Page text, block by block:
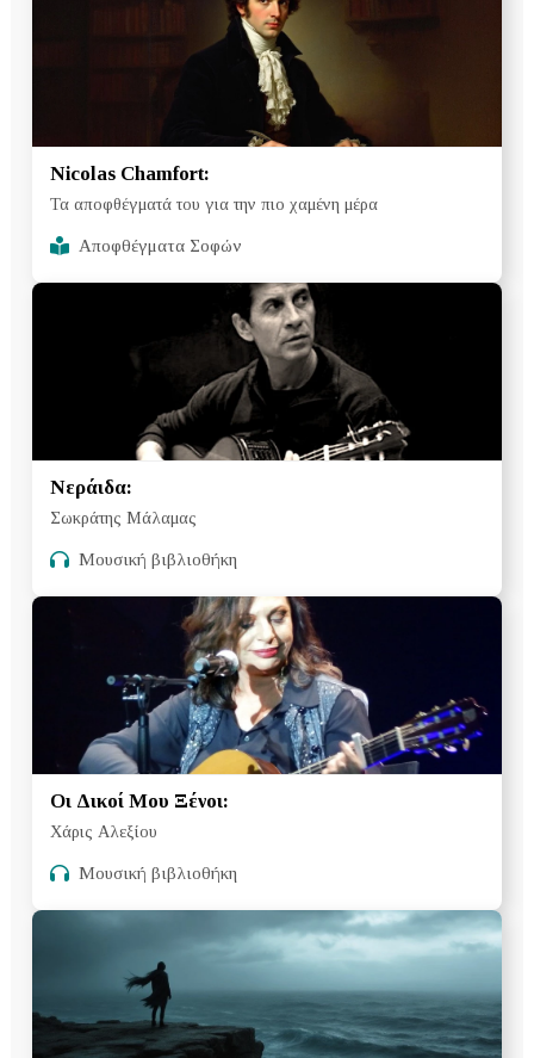
Nicolas Chamfort:
Τα αποφθέγματά του για την πιο χαμένη μέρα
Αποφθέγματα Σοφών
Νεράιδα:
Σωκράτης Μάλαμας
Μουσική βιβλιοθήκη
Οι Δικοί Μου Ξένοι:
Χάρις Αλεξίου
Μουσική βιβλιοθήκη